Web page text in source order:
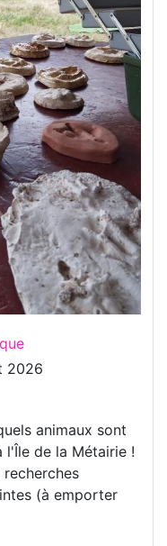
2026
animaux sont
l'Île de la Métairie !
(à emporter